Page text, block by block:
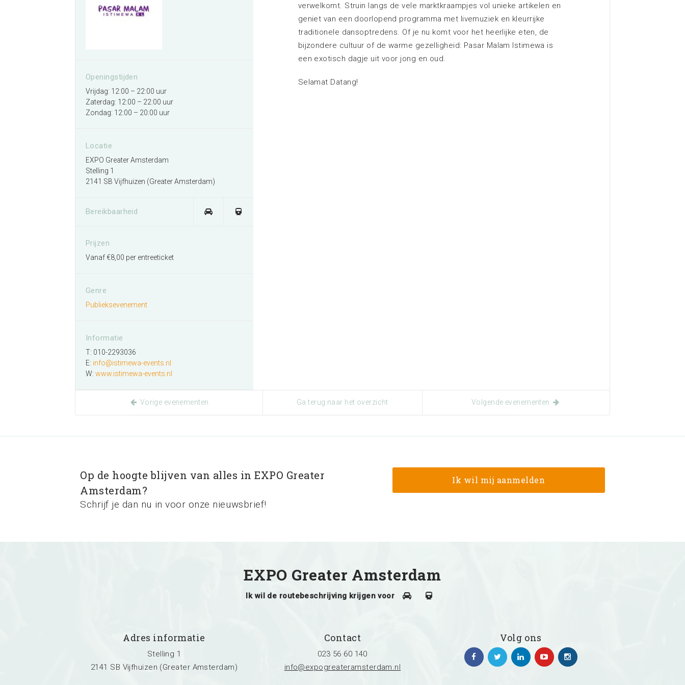
verwelkomt. Struin langs de vele marktkraampjes vol unieke artikelen en
geniet van een doorlopend programma met livemuziek en kleurrijke
traditionele dansoptredens. Of je nu komt voor het heerlijke eten, de
bijzondere cultuur of de warme gezelligheid: Pasar Malam Istimewa is
een exotisch dagje uit voor jong en oud.
Selamat Datang!
Openingstijden
Vrijdag: 12:00 – 22:00 uur
Zaterdag: 12:00 – 22:00 uur
Zondag: 12:00 – 20:00 uur
Locatie
EXPO Greater Amsterdam
Stelling 1
2141 SB Vijfhuizen (Greater Amsterdam)
Bereikbaarheid
Prijzen
Vanaf €8,00 per entreeticket
Genre
Publieksevenement
Informatie
T: 010-2293036
E: info@istimewa-events.nl
W: www.istimewa-events.nl
Vorige evenementen Ga terug naar het overzicht Volgende evenementen
Op de hoogte blijven van alles in EXPO Greater
Amsterdam?
Schrijf je dan nu in voor onze nieuwsbrief!
EXPO Greater Amsterdam
Ik wil de routebeschrijving krijgen voor
Adres informatie
Stelling 1
2141 SB Vijfhuizen (Greater Amsterdam)
Contact
023 56 60 140
info@expogreateramsterdam.nl
Volg ons